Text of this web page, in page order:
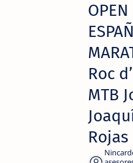
OPEN
Roc
MTB
Rojas